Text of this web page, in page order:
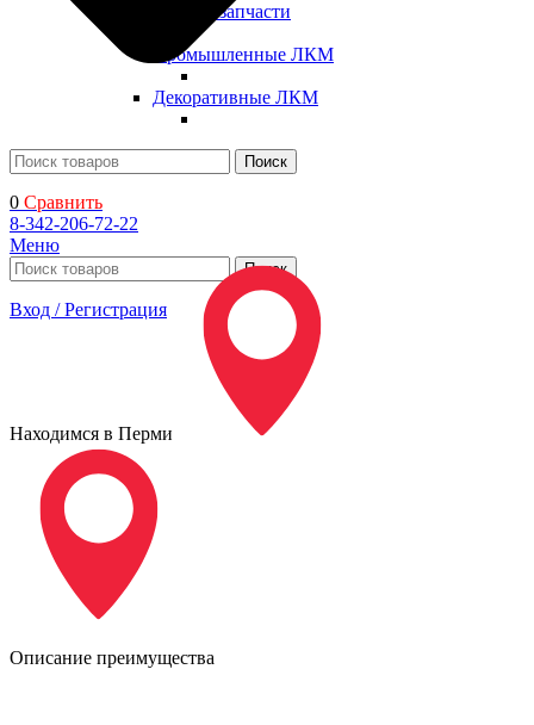
Прочие запчасти
Промышленные ЛКМ
Декоративные ЛКМ
Поиск
0 Сравнить
8-342-206-72-22
Меню
Поиск
Вход / Регистрация
Находимся в Перми
Описание преимущества